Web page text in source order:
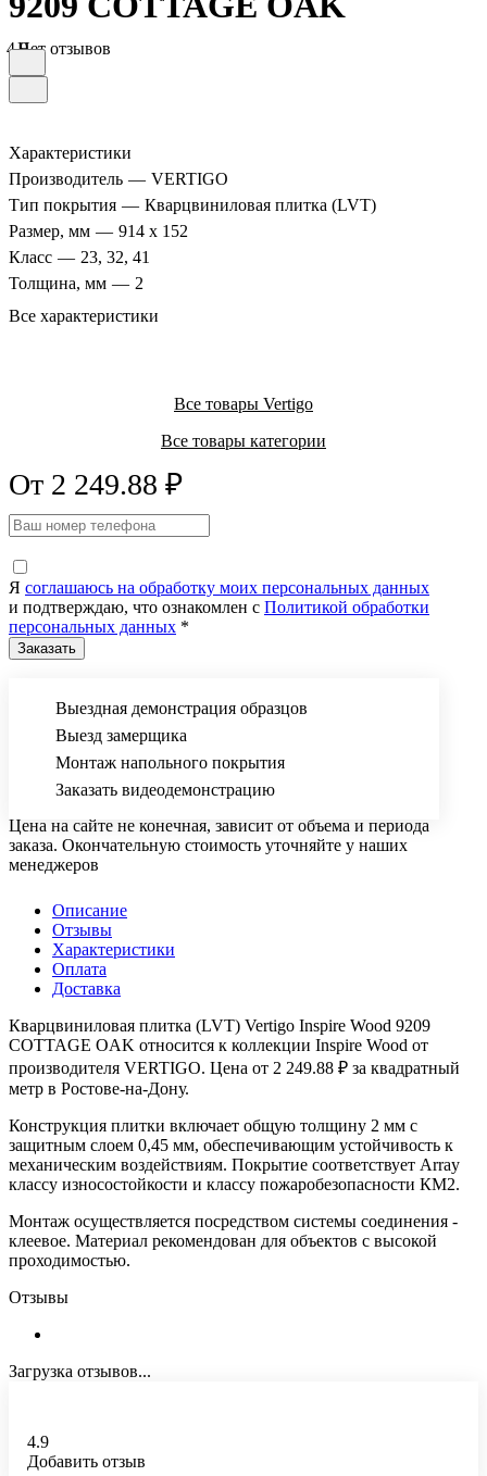
4.9Нет отзывов
Характеристики
Производитель — VERTIGO
Тип покрытия — Кварцвиниловая плитка (LVT)
Размер, мм — 914 х 152
Класс — 23, 32, 41
Толщина, мм — 2
Все характеристики
Все товары Vertigo
Все товары категории
От 2 249.88 ₽
Я соглашаюсь на обработку моих персональных данных
и подтверждаю, что ознакомлен с Политикой обработки
персональных данных *
Выездная демонстрация образцов
Выезд замерщика
Монтаж напольного покрытия
Заказать видеодемонстрацию
Цена на сайте не конечная, зависит от объема и периода
заказа. Окончательную стоимость уточняйте у наших
менеджеров
Описание
Отзывы
Характеристики
Оплата
Доставка
Кварцвиниловая плитка (LVT) Vertigo Inspire Wood 9209
COTTAGE OAK относится к коллекции Inspire Wood от
производителя VERTIGO. Цена от 2 249.88 ₽ за квадратный
метр в Ростове-на-Дону.
Конструкция плитки включает общую толщину 2 мм с
защитным слоем 0,45 мм, обеспечивающим устойчивость к
механическим воздействиям. Покрытие соответствует Array
классу износостойкости и классу пожаробезопасности КМ2.
Монтаж осуществляется посредством системы соединения -
клеевое. Материал рекомендован для объектов с высокой
проходимостью.
Отзывы
Загрузка отзывов...
4.9
Добавить отзыв